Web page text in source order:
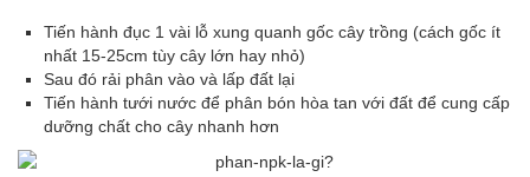
Tiến hành đục 1 vài lỗ xung quanh gốc cây trồng (cách gốc ít
nhất 15-25cm tùy cây lớn hay nhỏ)
Sau đó rải phân vào và lấp đất lại
Tiến hành tưới nước để phân bón hòa tan với đất để cung cấp
dưỡng chất cho cây nhanh hơn